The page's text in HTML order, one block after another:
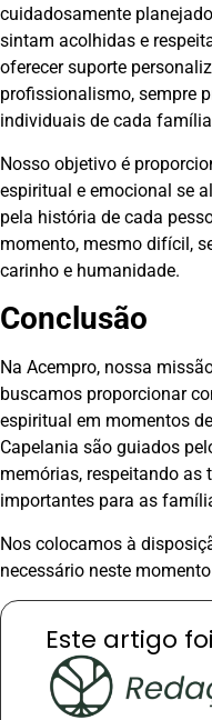
cuidadosamente
sintam acolhidas e
oferecer suporte
profissionalismo, sempre
individuais de cada
Nosso objetivo é
espiritual e emocional se
pela história de cada
momento, mesmo difícil,
carinho e humanidade.
Conclusão
Na Acempro, nossa
buscamos proporcionar
espiritual em momentos
Capelania são guiados
memórias, respeitando as
importantes para as
Nos colocamos à
necessário neste
Este artigo